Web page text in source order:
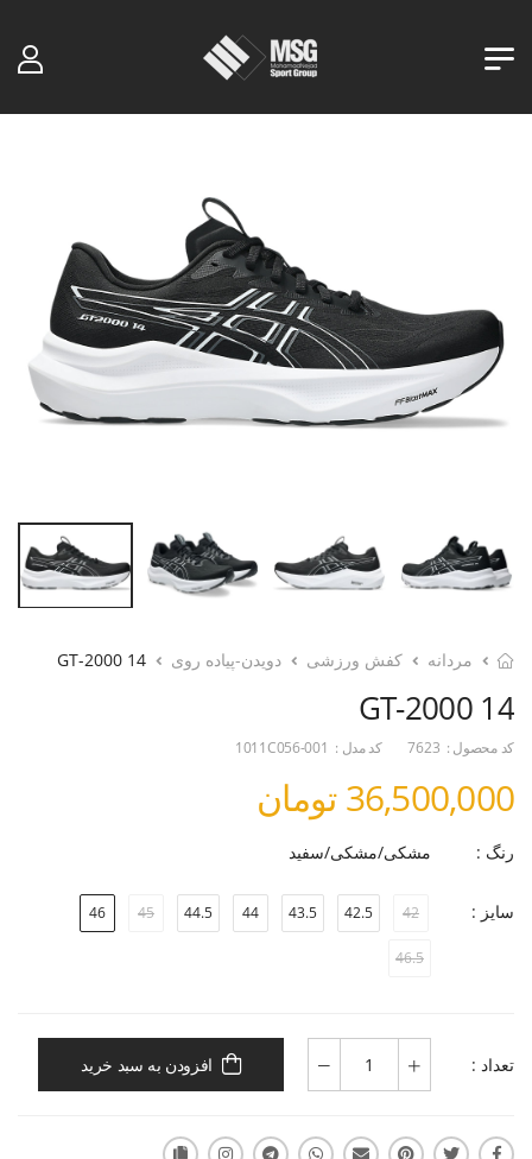
مردانه کفش ورزشی دویدن-پیاده روی GT-2000 14
GT-2000 14
کد محصول : 7623 کد مدل : 1011C056-001
36,500,000 تومان
رنگ : مشکی/مشکی/سفید
سایز : 42
42.5
43.5
44
44.5
45
46
46.5
تعداد : افزودن به سبد خرید